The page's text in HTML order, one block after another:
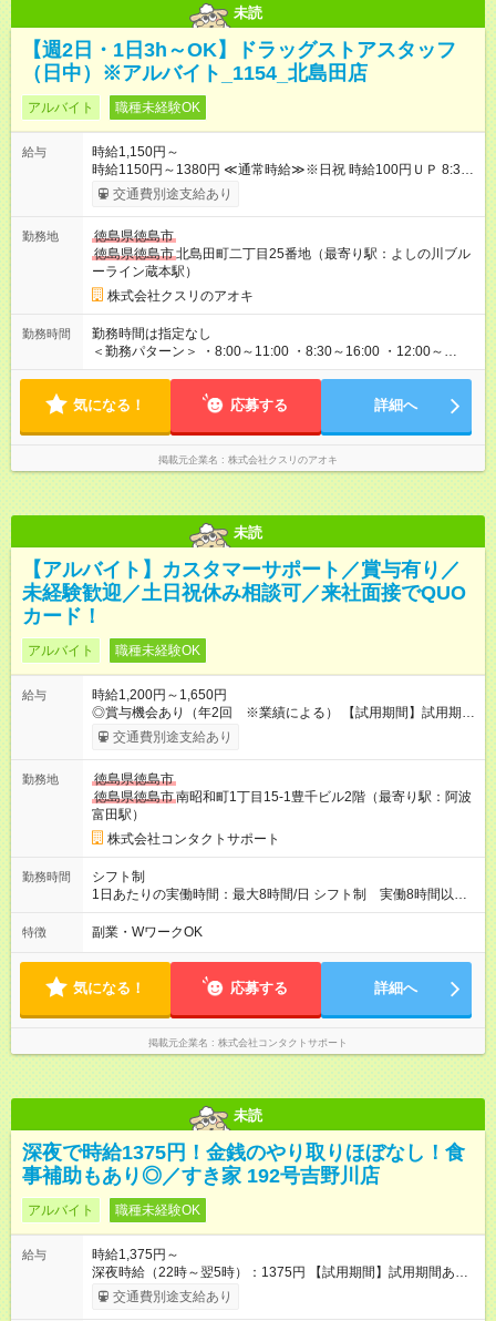
未読
【週2日・1日3h～OK】ドラッグストアスタッフ
（日中）※アルバイト_1154_北島田店
アルバイト 職種未経験OK
給与
時給1,150円～
時給1150円～1380円 ≪通常時給≫※日祝 時給100円ＵＰ 8:30
～17:00 時給1150円 17:00～22:00 時給1250円 【手当】 ※
登録販売者資格手当あり（時給＋30円） 【試用期間】試用期間
交通費別途支給あり
勤務地
徳島県徳島市
徳島県徳島市北島田町二丁目25番地（最寄り駅：よしの川ブル
ーライン蔵本駅）
株式会社クスリのアオキ
勤務時間
勤務時間は指定なし
＜勤務パターン＞ ・8:00～11:00 ・8:30～16:00 ・12:00～
18:00 上記勤務時間内で1日3時間以上 ※1日の実働時間が法定労
気になる！ 応募する 詳細へ
掲載元企業名 株式会社クスリのアオキ
未読
【アルバイト】カスタマーサポート／賞与有り／
未経験歓迎／土日祝休み相談可／来社面接でQUO
カード！
アルバイト 職種未経験OK
給与
時給1,200円～1,650円
◎賞与機会あり（年2回 ※業績による） 【試用期間】試用期間
なし交通費別途支給あり
勤務地
徳島県徳島市
徳島県徳島市南昭和町1丁目15-1豊千ビル2階（最寄り駅：阿波
富田駅）
株式会社コンタクトサポート
勤務時間
シフト制
1日あたりの実働時間：最大8時間/日 シフト制 実働8時間以内
＜フルタイム＞ 9：00～18：00／10：00～19：00 ※定時退社
を励行しております！8時間以上の勤務分は残業代を支給！ ＜短
ムの勤務が難しい方もご相談ください！ ※週4日・1日5H～相談
可
特徴 副業・WワークOK
気になる！ 応募する 詳細へ
掲載元企業名 株式会社コンタクトサポート
未読
深夜で時給1375円！金銭のやり取りほぼなし！食
事補助もあり◎／すき家 192号吉野川店
アルバイト 職種未経験OK
給与
時給1,375円～
深夜時給（22時～翌5時）：1375円 【試用期間】試用期間あり
試用期間の長さ：1ヶ月 雇用形態、給与は本採用時と同じです。
試用期間の実態は30日（※条件変更なし）ですが、切り上げで
交通費別途支給あり